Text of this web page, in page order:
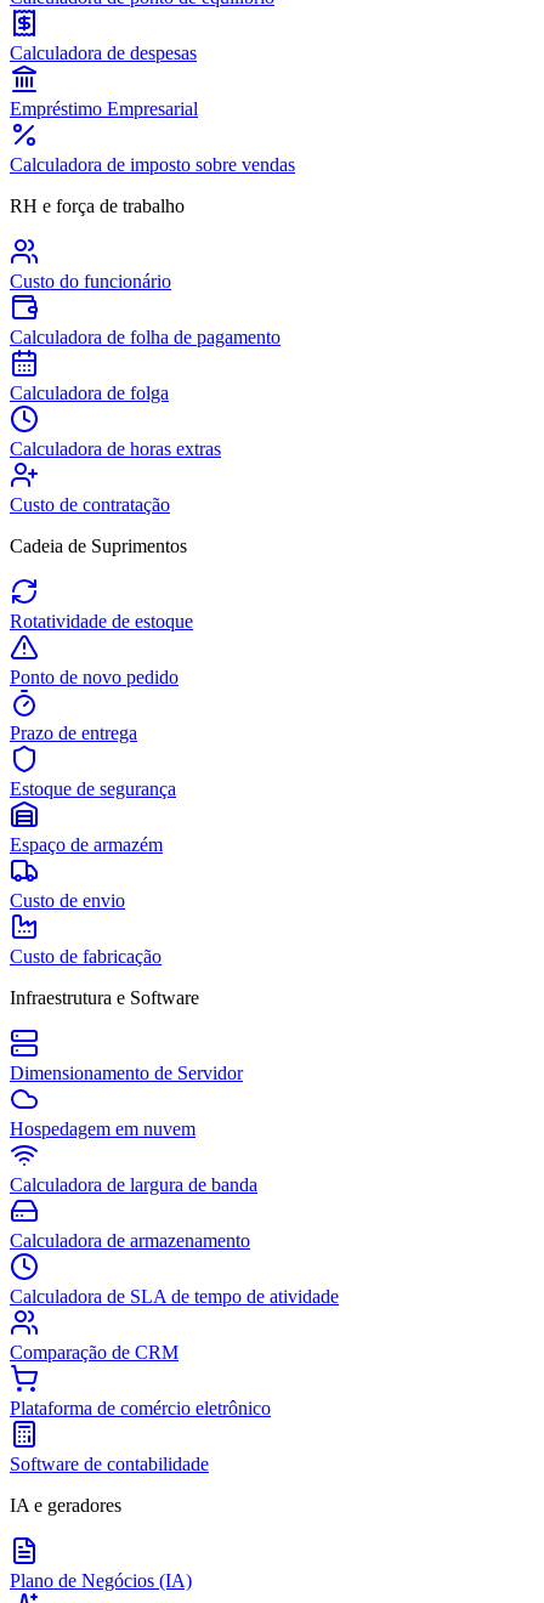
Calculadora de despesas
Empréstimo Empresarial
Calculadora de imposto sobre vendas
RH e força de trabalho
Custo do funcionário
Calculadora de folha de pagamento
Calculadora de folga
Calculadora de horas extras
Custo de contratação
Cadeia de Suprimentos
Rotatividade de estoque
Ponto de novo pedido
Prazo de entrega
Estoque de segurança
Espaço de armazém
Custo de envio
Custo de fabricação
Infraestrutura e Software
Dimensionamento de Servidor
Hospedagem em nuvem
Calculadora de largura de banda
Calculadora de armazenamento
Calculadora de SLA de tempo de atividade
Comparação de CRM
Plataforma de comércio eletrônico
Software de contabilidade
IA e geradores
Plano de Negócios (IA)